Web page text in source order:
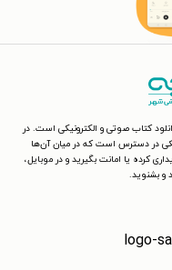
کتاب صوتی و الکترونیکی است. در
در دسترس است که در میان آن‌ها
کرده یا امانت بگیرید و در موبایل،
و بشنوید.